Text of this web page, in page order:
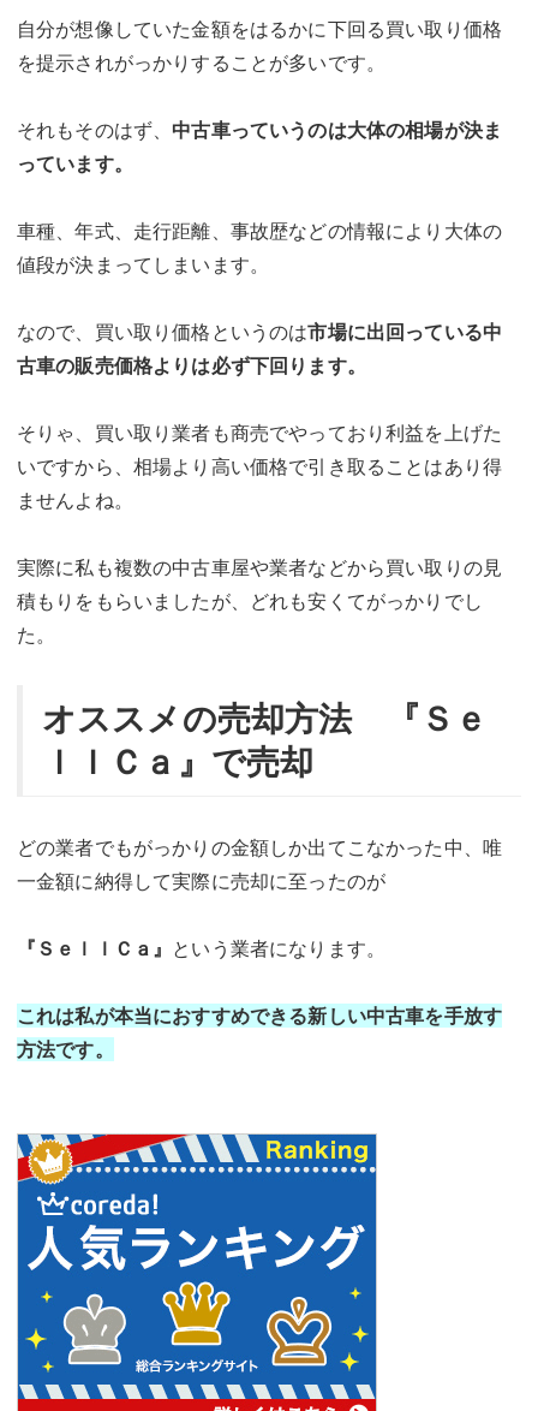
自分が想像していた金額をはるかに下回る買い取り価格
を提示されがっかりすることが多いです。
それもそのはず、 中古車っていうのは大体の相場が決ま
っています。
車種、年式、走行距離、事故歴などの情報により大体の
値段が決まってしまいます。
なので、買い取り価格というのは市場に出回っている中
古車の販売価格よりは必ず下回ります。
そりゃ、買い取り業者も商売でやっており利益を上げた
いですから、相場より高い価格で引き取ることはあり得
ませんよね。
実際に私も複数の中古車屋や業者などから買い取りの見
積もりをもらいましたが、どれも安くてがっかりでし
た。
オススメの売却方法 『Ｓｅ
ｌｌＣａ』で売却
どの業者でもがっかりの金額しか出てこなかった中、唯
一金額に納得して実際に売却に至ったのが
『ＳｅｌｌＣａ』 という業者になります。
これは私が本当におすすめできる新しい中古車を手放す
方法です。